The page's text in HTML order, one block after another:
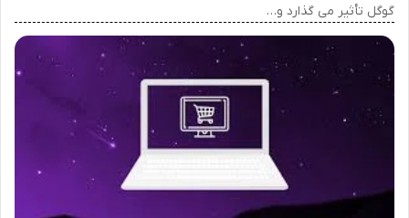
گوگل تأثیر می گذارد و…